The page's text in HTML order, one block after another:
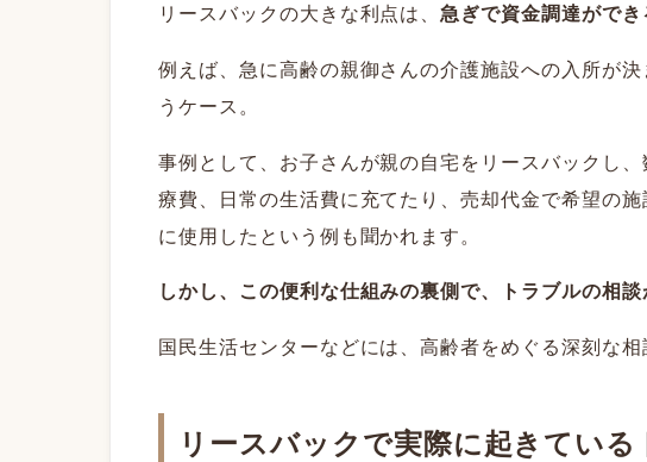
リースバックの大きな利点は、急ぎで資金調達ができ
例えば、急に高齢の親御さんの介護施設への入所が
うケース。
事例として、お子さんが親の自宅をリースバックし
療費、日常の生活費に充てたり、売却代金で希望の
に使用したという例も聞かれます。
しかし、この便利な仕組みの裏側で、トラブルの相談
国民生活センターなどには、高齢者をめぐる深刻な相
リースバックで実際に起きている